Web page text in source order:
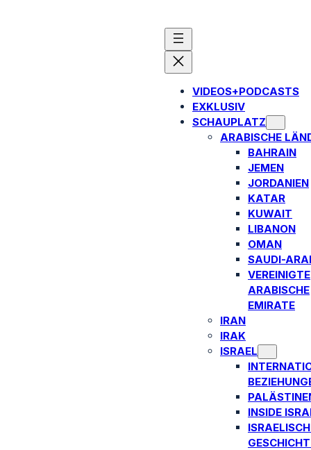
VIDEOS+PODCASTS
EXKLUSIV
SCHAUPLATZ
ARABISCHE
BAHRAIN
JEMEN
JORDANIEN
KATAR
KUWAIT
LIBANON
OMAN
SAUDI-
VEREINIGTE
ARABISCHE
EMIRATE
IRAN
IRAK
ISRAEL
INSIDE